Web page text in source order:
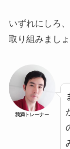
いずれにしろ
取り組みましょ
我満トレーナー